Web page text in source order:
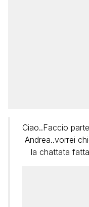
Ciao..Faccio
Andrea..vorrei
la chattata